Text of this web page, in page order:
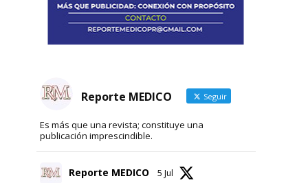
Reporte MEDICO Seguir
Es más que una revista; constituye una
publicación imprescindible.
Reporte MEDICO 5 Jul